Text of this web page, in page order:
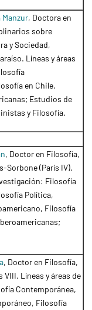
Manzur, Doctora en
sobre
y Sociedad,
Líneas y áreas
en Chile,
Estudios de
y Filosofía.
, Doctor en Filosofía,
Sorbone (París IV).
Filosofía
Política,
Filosofía
, Doctor en Filosofía,
VIII. Líneas y áreas de
Contemporánea,
Filosofía